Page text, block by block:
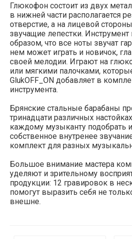
Глюкофон состоит из двух
в нижней части располагается
отверстие, а на лицевой
звучащие лепестки. Инструмент
образом, что все ноты звучат
нем может играть и новичок,
своей мелодии. Играют на
или мягкими палочками,
GlukOFF_ON добавляет в
инструмента.
Брянские стальные барабаны
тринадцати различных
каждому музыканту подобрать
собственное внутренее
комплект для разных
Большое внимание мастера
уделяют и зрительному
продукции: 12 гравировок в
помогут выразить себя не
внешне.